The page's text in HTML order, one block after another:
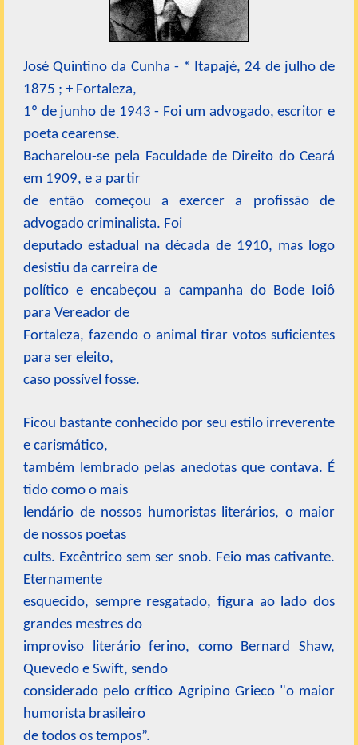
José Quintino da Cunha - * Itapajé, 24 de julho de
1875 ; + Fortaleza,
1º de junho de 1943 - Foi um advogado, escritor e
poeta cearense.
Bacharelou-se pela Faculdade de Direito do Ceará
em 1909, e a partir
de então começou a exercer a profissão de
advogado criminalista. Foi
deputado estadual na década de 1910, mas logo
desistiu da carreira de
político e encabeçou a campanha do Bode Ioiô
para Vereador de
Fortaleza, fazendo o animal tirar votos suficientes
para ser eleito,
caso possível fosse.
Ficou bastante conhecido por seu estilo irreverente
e carismático,
também lembrado pelas anedotas que contava. É
tido como o mais
lendário de nossos humoristas literários, o maior
de nossos poetas
cults. Excêntrico sem ser snob. Feio mas cativante.
Eternamente
esquecido, sempre resgatado, figura ao lado dos
grandes mestres do
improviso literário ferino, como Bernard Shaw,
Quevedo e Swift, sendo
considerado pelo crítico Agripino Grieco "o maior
humorista brasileiro
de todos os tempos”.